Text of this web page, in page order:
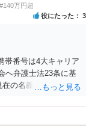
#140万円超
役にたった 3
帯番号は4大キャリア
へ弁護士法23条に基
の名義人 は、分か
彼・元カノ名義の回